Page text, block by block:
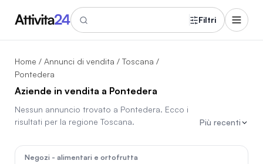
Filtri
Home / Annunci di vendita / Toscana /
Pontedera
Aziende in vendita a Pontedera
Nessun annuncio trovato a Pontedera. Ecco i
risultati per la regione Toscana. Più recenti
Negozi - alimentari e ortofrutta